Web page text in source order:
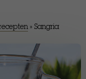
» Sangria